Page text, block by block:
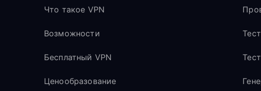
Что такое VPN
Возможности
Бесплатный VPN
Ценообразование